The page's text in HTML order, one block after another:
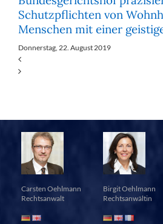
Schutzpflichten von
Menschen mit einer
Donnerstag, 22. August 2019
Carsten Oehlmann
Rechtsanwalt
Birgit Oehlmann
Rechtsanwältin